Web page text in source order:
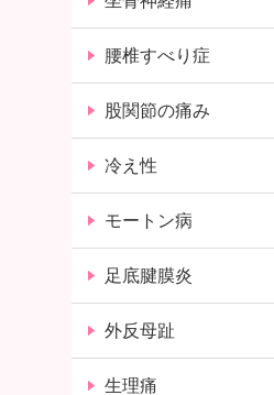
腰椎すべり症
股関節の痛み
冷え性
モートン病
足底腱膜炎
外反母趾
生理痛